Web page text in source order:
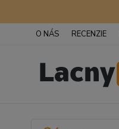
O NÁS RECENZIE